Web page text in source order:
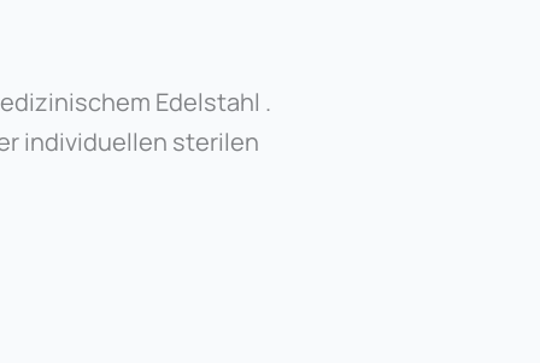
Edelstahl .
individuellen sterilen